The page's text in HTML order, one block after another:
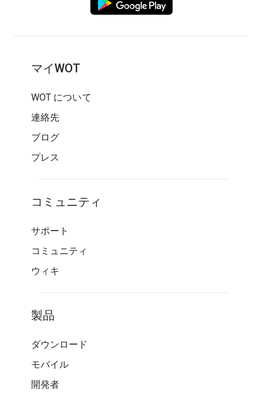
マイWOT
WOT について
連絡先
ブログ
プレス
コミュニティ
サポート
コミュニティ
ウィキ
製品
ダウンロード
モバイル
開発者